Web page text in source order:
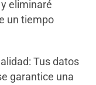
eliminaré
un tiempo
Tus datos
garantice una